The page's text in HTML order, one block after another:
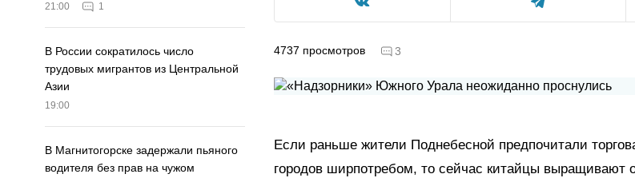
21:00 1
В России сократилось число
трудовых мигрантов из Центральной
Азии
19:00
В Магнитогорске задержали пьяного
водителя без прав на чужом
4737 просмотров 3
Если раньше жители Поднебесной предпочитали
городов ширпотребом, то сейчас китайцы